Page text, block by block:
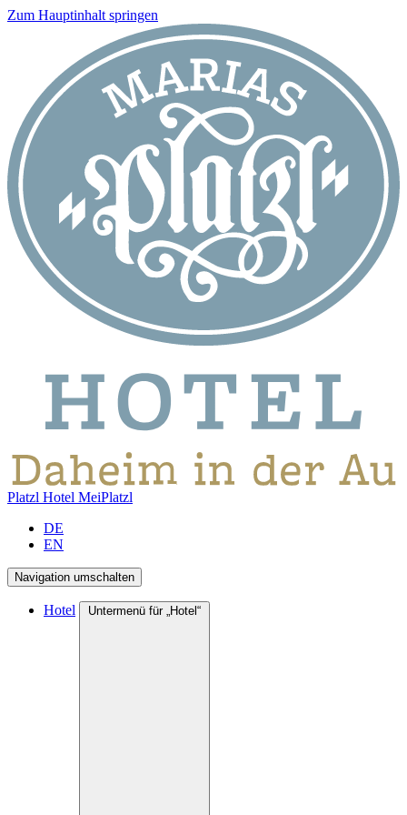
Zum Hauptinhalt springen
Platzl Hotel MeiPlatzl
DE
EN
Navigation umschalten
Hotel Untermenü für „Hotel“